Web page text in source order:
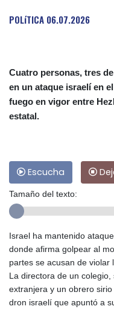
POLíTICA 06.07.2026
Cuatro personas, tres
en un ataque israelí en
fuego en vigor entre
estatal.
Escucha
Tamaño del texto:
Israel ha mantenido
donde afirma golpear al
partes se acusan de violar
La directora de un
extranjera y un obrero
dron israelí que apuntó a